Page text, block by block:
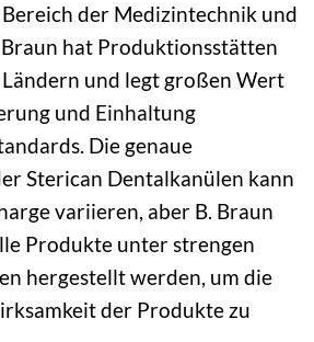
der Medizintechnik und
hat Produktionsstätten
und legt großen Wert
und Einhaltung
Die genaue
Sterican Dentalkanülen kann
variieren, aber B. Braun
Produkte unter strengen
hergestellt werden, um die
der Produkte zu